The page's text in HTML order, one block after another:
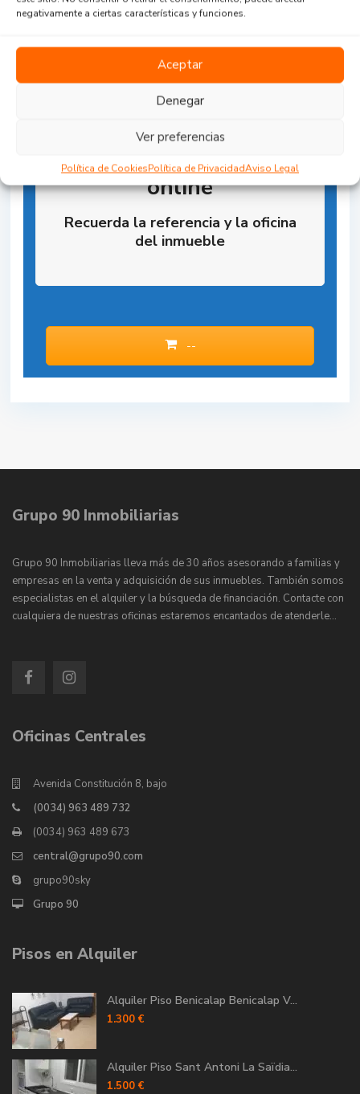
negativamente a ciertas características y funciones.
Aceptar
Denegar
Ver preferencias
Política de CookiesPolítica de PrivacidadAviso Legal
Reserva la Propiedad
online
Recuerda la referencia y la oficina
del inmueble
--
Grupo 90 Inmobiliarias
Grupo 90 Inmobiliarias lleva más de 30 años asesorando a familias y
empresas en la venta y adquisición de sus inmuebles. También somos
especialistas en el alquiler y la búsqueda de financiación. Contacte con
cualquiera de nuestras oficinas estaremos encantados de atenderle…
Oficinas Centrales
Avenida Constitución 8, bajo
(0034) 963 489 732
(0034) 963 489 673
central@grupo90.com
grupo90sky
Grupo 90
Pisos en Alquiler
Alquiler Piso Benicalap Benicalap V...
1.300 €
Alquiler Piso Sant Antoni La Saïdia...
1.500 €